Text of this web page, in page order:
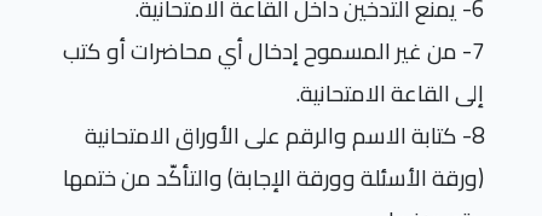
6- يمنع التدخين داخل القاعة الامتحانية
.
7- من غير المسموح إدخال أي محاضرات أو كتب
إلى القاعة الامتحانية.
8- كتابة الاسم والرقم على الأوراق الامتحانية
(ورقة الأسئلة وورقة الإجابة) والتأكّد من ختمها